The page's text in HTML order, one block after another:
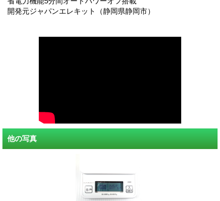
開発元ジャパンエレキット（静岡県静岡市）
他の写真